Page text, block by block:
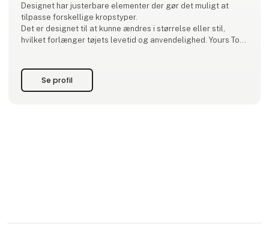
Designet har justerbare elementer der gør det muligt at
tilpasse forskellige kropstyper.
Det er designet til at kunne ændres i størrelse eller stil,
hvilket forlænger tøjets levetid og anvendelighed. Yours To
Se profil